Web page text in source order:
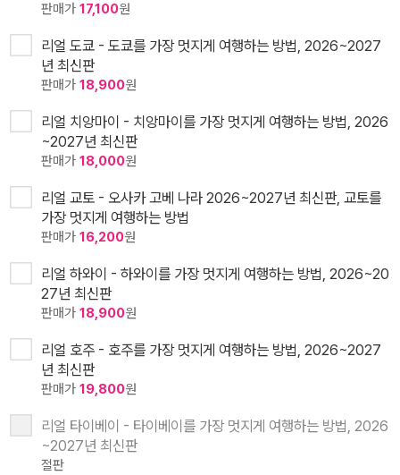
판매가 17,100원
리얼 도쿄 - 도쿄를 가장 멋지게 여행하는 방법, 2026~2027
년 최신판
판매가 18,900원
리얼 치앙마이 - 치앙마이를 가장 멋지게 여행하는 방법, 2026
~2027년 최신판
판매가 18,000원
리얼 교토 - 오사카 고베 나라 2026~2027년 최신판, 교토를
가장 멋지게 여행하는 방법
판매가 16,200원
리얼 하와이 - 하와이를 가장 멋지게 여행하는 방법, 2026~20
27년 최신판
판매가 18,900원
리얼 호주 - 호주를 가장 멋지게 여행하는 방법, 2026~2027
년 최신판
판매가 19,800원
리얼 타이베이 - 타이베이를 가장 멋지게 여행하는 방법, 2026
~2027년 최신판
절판